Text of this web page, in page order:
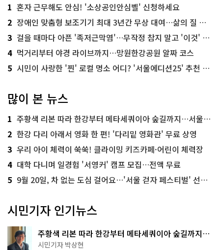
1 혼자 근무해도 안심! '소상공인안심벨' 신청하세요
2 장애인 맞춤형 보조기기 최대 3년간 무상 대여…삶의 질 높인다
3 걸을 때마다 아픈 '족저근막염'…무작정 참지 말고 '이것' 해보세요!
4 먹거리부터 야경 라이브까지…망원한강공원 알짜 코스
5 시민이 사랑한 '찐' 로컬 명소 어디? '서울에디션25' 추천 코스
많이 본 뉴스
1 주황색 리본 따라 한강부터 메타세쿼이아 숲길까지…서울둘레길 15코스
2 한강 다리 아래서 영화 한 편! '다리밑 영화관' 무료 상영
3 우리 아이 체력이 쑥쑥! 클라이밍 키즈카페·어린이 체력장
4 대학 다니며 일경험 '서영커' 캠프 모집…전액 무료
5 9월 20일, 차 없는 도심 걸어요…'서울 걷자 페스티벌' 선착순 5천명
시민기자 인기뉴스
주황색 리본 따라 한강부터 메타세쿼이아 숲길까지…
서울둘레길 15코스
시민기자 박상현